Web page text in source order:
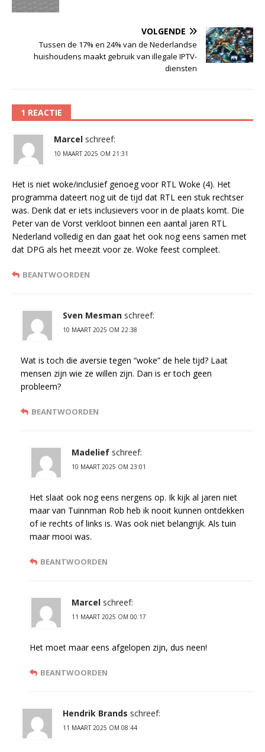
VOLGENDE
Tussen de 17% en 24% van de Nederlandse
huishoudens maakt gebruik van illegale IPTV-
diensten
1 REACTIE
Marcel schreef:
10 MAART 2025 OM 21:31
Het is niet woke/inclusief genoeg voor RTL Woke (4). Het
programma dateert nog uit de tijd dat RTL een stuk rechtser
was. Denk dat er iets inclusievers voor in de plaats komt. Die
Peter van de Vorst verkloot binnen een aantal jaren RTL
Nederland volledig en dan gaat het ook nog eens samen met
dat DPG als het meezit voor ze. Woke feest compleet.
BEANTWOORDEN
Sven Mesman schreef:
10 MAART 2025 OM 22:38
Wat is toch die aversie tegen “woke” de hele tijd? Laat
mensen zijn wie ze willen zijn. Dan is er toch geen
probleem?
BEANTWOORDEN
Madelief schreef:
10 MAART 2025 OM 23:01
Het slaat ook nog eens nergens op. Ik kijk al jaren niet
maar van Tuinnman Rob heb ik nooit kunnen ontdekken
of ie rechts of links is. Was ook niet belangrijk. Als tuin
maar mooi was.
BEANTWOORDEN
Marcel schreef:
11 MAART 2025 OM 00:17
Het moet maar eens afgelopen zijn, dus neen!
BEANTWOORDEN
Hendrik Brands schreef:
11 MAART 2025 OM 08:44